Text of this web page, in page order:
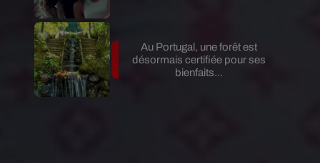
Au Portugal, une forêt est
désormais certifiée pour ses
bienfaits...